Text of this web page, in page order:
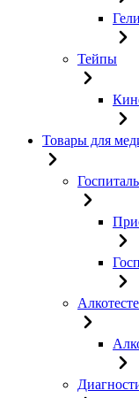
Тейпы
Товары для